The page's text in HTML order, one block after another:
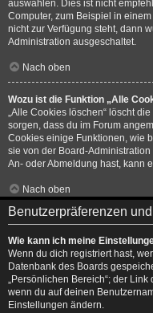
auswählen. Dies ist nicht
Computer, zum Beispiel in
nicht zur Verfügung steht, dann
Administration ausgeschaltet.
Nach oben
Wozu ist die Funktion „Alle
„Alle Cookies löschen“ löscht
sorgen, dass du im Forum
Cookies einige Funktionen, wie
sie von der Board-
An- oder Abmeldung hast, kann
Nach oben
Benutzerpräferenzen
Wie kann ich meine
Wenn du dich registriert hast,
Datenbank des Boards
„Persönlichen Bereich“; der
wenn du auf deinen
Einstellungen ändern.